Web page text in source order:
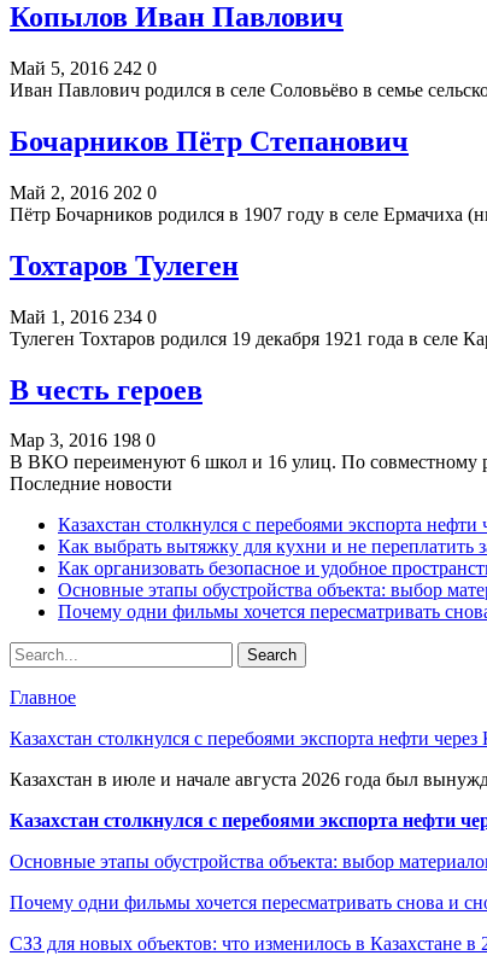
Копылов Иван Павлович
Май 5, 2016 242 0
Иван Павлович родился в селе Соловьёво в семье
Бочарников Пётр Степанович
Май 2, 2016 202 0
Пётр Бочарников родился в 1907 году в селе
Тохтаров Тулеген
Май 1, 2016 234 0
Тулеген Тохтаров родился 19 декабря 1921 года в селе
В честь героев
Мар 3, 2016 198 0
В ВКО переименуют 6 школ и 16 улиц. По совместному
Последние новости
Казахстан столкнулся с перебоями экспорта
Как выбрать вытяжку для кухни и не переплатить
Как организовать безопасное и удобное
Основные этапы обустройства объекта: выбор
Почему одни фильмы хочется пересматривать
Главное
Казахстан столкнулся с перебоями экспорта нефти
Казахстан в июле и начале августа 2026 года был
Казахстан столкнулся с перебоями экспорта нефти
Основные этапы обустройства объекта: выбор
Почему одни фильмы хочется пересматривать снова и
СЗЗ для новых объектов: что изменилось в Казахстане в